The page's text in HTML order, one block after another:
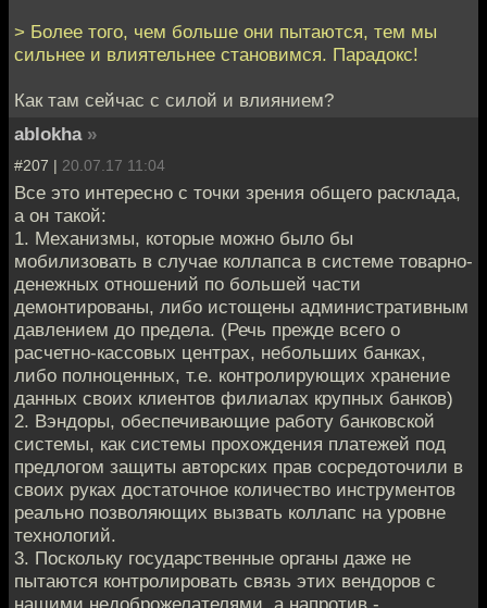
> Более того, чем больше они пытаются, тем мы
сильнее и влиятельнее становимся. Парадокс!
Как там сейчас с силой и влиянием?
ablokha »
#207 | 20.07.17 11:04
Все это интересно с точки зрения общего расклада,
а он такой:
1. Механизмы, которые можно было бы
мобилизовать в случае коллапса в системе товарно-
денежных отношений по большей части
демонтированы, либо истощены административным
давлением до предела. (Речь прежде всего о
расчетно-кассовых центрах, небольших банках,
либо полноценных, т.е. контролирующих хранение
данных своих клиентов филиалах крупных банков)
2. Вэндоры, обеспечивающие работу банковской
системы, как системы прохождения платежей под
предлогом защиты авторских прав сосредоточили в
своих руках достаточное количество инструментов
реально позволяющих вызвать коллапс на уровне
технологий.
3. Поскольку государственные органы даже не
пытаются контролировать связь этих вендоров с
нашими недоброжелателями, а напротив -